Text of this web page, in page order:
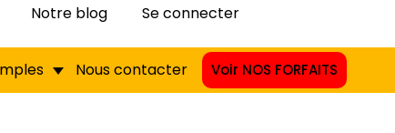
Notre blog Se connecter
Nous contacter Voir NOS FORFAITS